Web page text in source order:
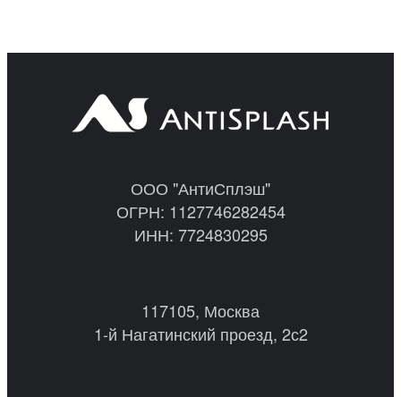
ООО "АнтиСплэш"
ОГРН: 1127746282454
ИНН: 7724830295
117105, Москва
1-й Нагатинский проезд, 2с2